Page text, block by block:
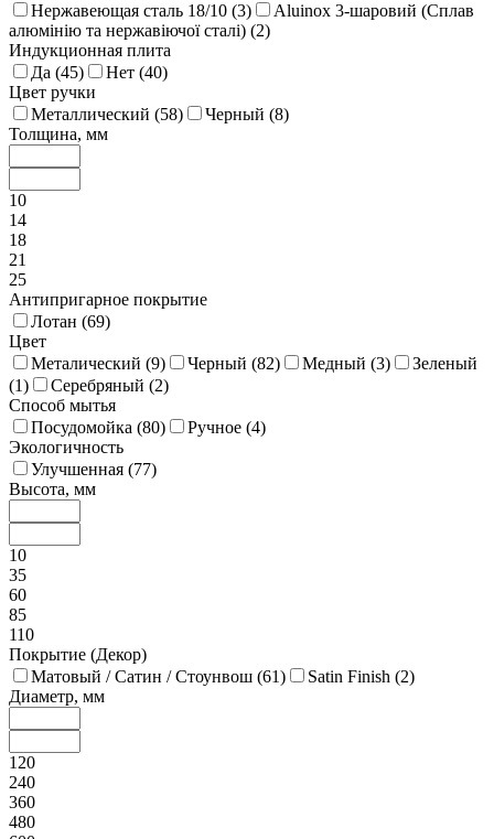
Нержавеющая сталь 18/10 (3)
Aluinox 3-шаровий (Сплав
алюмінію та нержавіючої сталі) (2)
Индукционная плита
Да (45) Нет (40)
Цвет ручки
Металлический (58) Черный (8)
Толщина, мм
10
14
18
21
25
Антипригарное покрытие
Лотан (69)
Цвет
Металический (9) Черный (82) Медный (3)
Зеленый
(1) Серебряный (2)
Способ мытья
Посудомойка (80) Ручное (4)
Экологичность
Улучшенная (77)
Высота, мм
10
35
60
85
110
Покрытие (Декор)
Матовый / Сатин / Стоунвош (61) Satin Finish (2)
Диаметр, мм
120
240
360
480